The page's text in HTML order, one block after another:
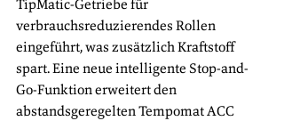
TipMatic-Getriebe für
verbrauchsreduzierendes Rollen
eingeführt, was zusätzlich Kraftstoff
spart. Eine neue intelligente Stop-and-
Go-Funktion erweitert den
abstandsgeregelten Tempomat ACC